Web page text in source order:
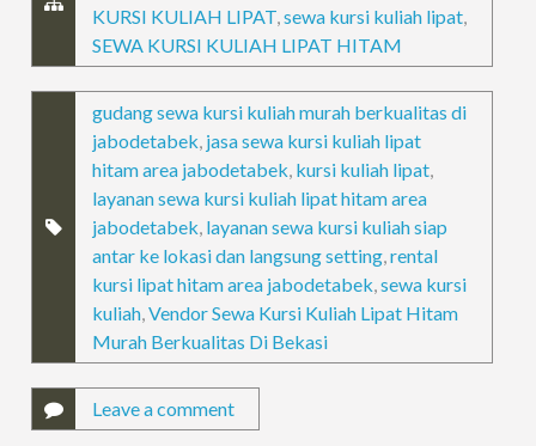
KURSI KULIAH LIPAT ,sewa kursi kuliah lipat
SEWA KURSI KULIAH LIPAT HITAM
gudang sewa kursi kuliah murah berkualitas di
jabodetabek jasa sewa kursi kuliah lipat
hitam area jabodetabek kursi kuliah lipat
layanan sewa kursi kuliah lipat hitam area
jabodetabek layanan sewa kursi kuliah siap
antar ke lokasi dan langsung setting ,rental
kursi lipat hitam area jabodetabek ,sewa kursi
kuliah ,Vendor Sewa Kursi Kuliah Lipat Hitam
Murah Berkualitas Di Bekasi
Leave a comment